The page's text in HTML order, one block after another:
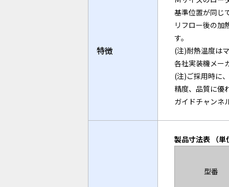
特徴
基準位置が同じ
リフロー後の
す。
(注)耐熱温度は
各社実装機メー
(注)ご採用時に
精度、品質に優
ガイドチャンネ
製品寸法表 （単
型番